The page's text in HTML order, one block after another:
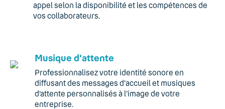
appel selon la disponibilité et les compétences de
vos collaborateurs.
Musique d'attente
Professionnalisez votre identité sonore en
diffusant des messages d'accueil et musiques
d’attente personnalisés à l'image de votre
entreprise.